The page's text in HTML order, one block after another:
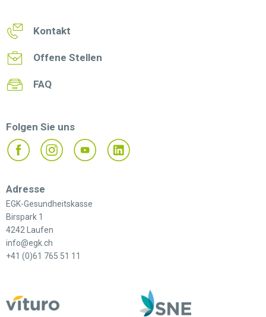
Kontakt
Offene Stellen
FAQ
Folgen Sie uns
Adresse
EGK-Gesundheitskasse
Birspark 1
4242 Laufen
info@egk.ch
+41 (0)61 765 51 11